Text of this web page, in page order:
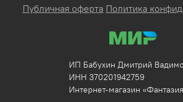
Публичная оферта Политика
ИП Бабухин Дмитрий
ИНН 370201942759
Интернет-магазин